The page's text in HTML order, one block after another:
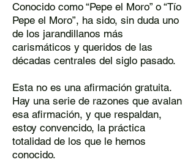
Conocido como “Pepe el Moro” o “Tío
Pepe el Moro”, ha sido, sin duda uno
de los jarandillanos más
carismáticos y queridos de las
décadas centrales del siglo pasado.
Esta no es una afirmación gratuita.
Hay una serie de razones que avalan
esa afirmación, y que respaldan,
estoy convencido, la práctica
totalidad de los que le hemos
conocido.